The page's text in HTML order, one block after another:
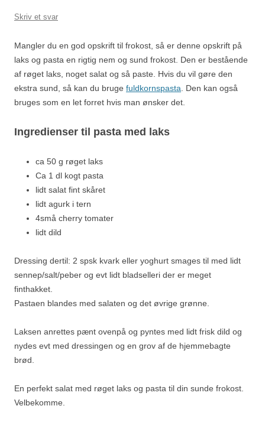
Skriv et svar
Mangler du en god opskrift til frokost, så er denne opskrift på
laks og pasta en rigtig nem og sund frokost. Den er bestående
af røget laks, noget salat og så paste. Hvis du vil gøre den
ekstra sund, så kan du bruge fuldkornspasta . Den kan også
bruges som en let forret hvis man ønsker det.
Ingredienser til pasta med laks
ca 50 g røget laks
Ca 1 dl kogt pasta
lidt salat fint skåret
lidt agurk i tern
4små cherry tomater
lidt dild
Dressing dertil: 2 spsk kvark eller yoghurt smages til med lidt
sennep/salt/peber og evt lidt bladselleri der er meget
finthakket.
Pastaen blandes med salaten og det øvrige grønne.
Laksen anrettes pænt ovenpå og pyntes med lidt frisk dild og
nydes evt med dressingen og en grov af de hjemmebagte
brød.
En perfekt salat med røget laks og pasta til din sunde frokost.
Velbekomme.